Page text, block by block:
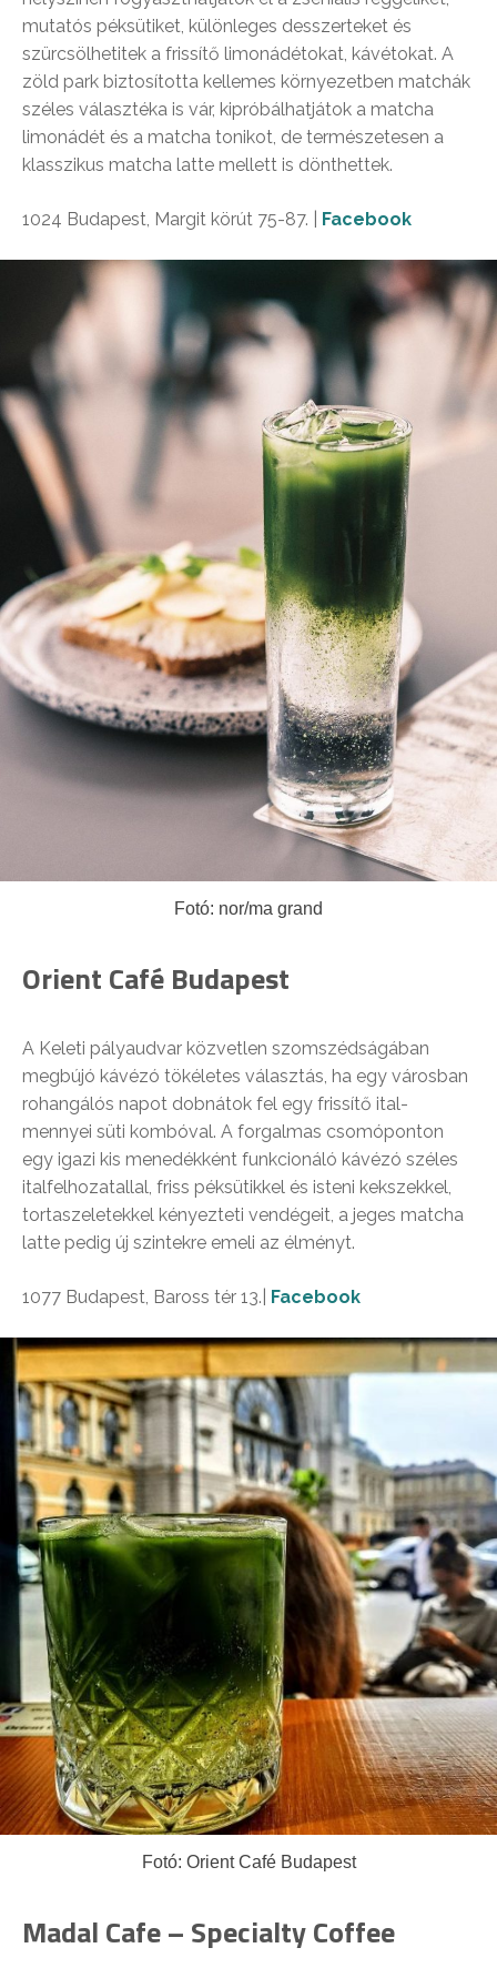
mutatós péksütiket, különleges desszerteket és
szürcsölhetitek a frissítő limonádétokat, kávétokat. A
zöld park biztosította kellemes környezetben matchák
széles választéka is vár, kipróbálhatjátok a matcha
limonádét és a matcha tonikot, de természetesen a
klasszikus matcha latte mellett is dönthettek.
1024 Budapest, Margit körút 75-87. | Facebook
Fotó: nor/ma grand
Orient Café Budapest
A Keleti pályaudvar közvetlen szomszédságában
megbújó kávézó tökéletes választás, ha egy városban
rohangálós napot dobnátok fel egy frissítő ital-
mennyei süti kombóval. A forgalmas csomóponton
egy igazi kis menedékként funkcionáló kávézó széles
italfelhozatallal, friss péksütikkel és isteni kekszekkel,
tortaszeletekkel kényezteti vendégeit, a jeges matcha
latte pedig új szintekre emeli az élményt.
1077 Budapest, Baross tér 13.| Facebook
Fotó: Orient Café Budapest
Madal Cafe – Specialty Coffee